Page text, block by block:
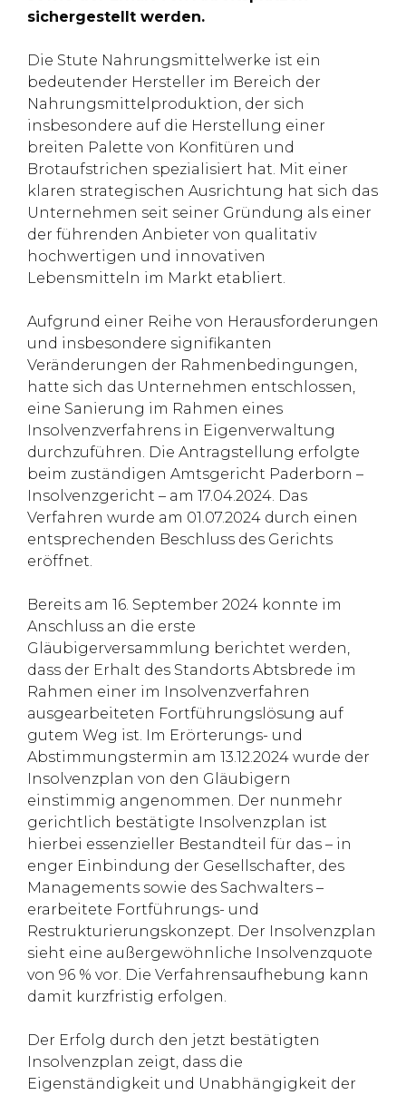
sichergestellt werden.
Die Stute Nahrungsmittelwerke ist ein
bedeutender Hersteller im Bereich der
Nahrungsmittelproduktion, der sich
insbesondere auf die Herstellung einer
breiten Palette von Konfitüren und
Brotaufstrichen spezialisiert hat. Mit einer
klaren strategischen Ausrichtung hat sich das
Unternehmen seit seiner Gründung als einer
der führenden Anbieter von qualitativ
hochwertigen und innovativen
Lebensmitteln im Markt etabliert.
Aufgrund einer Reihe von Herausforderungen
und insbesondere signifikanten
Veränderungen der Rahmenbedingungen,
hatte sich das Unternehmen entschlossen,
eine Sanierung im Rahmen eines
Insolvenzverfahrens in Eigenverwaltung
durchzuführen. Die Antragstellung erfolgte
beim zuständigen Amtsgericht Paderborn –
Insolvenzgericht – am 17.04.2024. Das
Verfahren wurde am 01.07.2024 durch einen
entsprechenden Beschluss des Gerichts
eröffnet.
Bereits am 16. September 2024 konnte im
Anschluss an die erste
Gläubigerversammlung berichtet werden,
dass der Erhalt des Standorts Abtsbrede im
Rahmen einer im Insolvenzverfahren
ausgearbeiteten Fortführungslösung auf
gutem Weg ist. Im Erörterungs- und
Abstimmungstermin am 13.12.2024 wurde der
Insolvenzplan von den Gläubigern
einstimmig angenommen. Der nunmehr
gerichtlich bestätigte Insolvenzplan ist
hierbei essenzieller Bestandteil für das – in
enger Einbindung der Gesellschafter, des
Managements sowie des Sachwalters –
erarbeitete Fortführungs- und
Restrukturierungskonzept. Der Insolvenzplan
sieht eine außergewöhnliche Insolvenzquote
von 96 % vor. Die Verfahrensaufhebung kann
damit kurzfristig erfolgen.
Der Erfolg durch den jetzt bestätigten
Insolvenzplan zeigt, dass die
Eigenständigkeit und Unabhängigkeit der